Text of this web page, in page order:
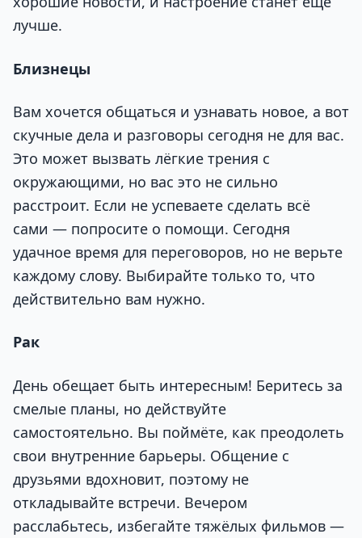
лучше.
Близнецы
Вам хочется общаться и узнавать новое, а вот
скучные дела и разговоры сегодня не для вас.
Это может вызвать лёгкие трения с
окружающими, но вас это не сильно
расстроит. Если не успеваете сделать всё
сами — попросите о помощи. Сегодня
удачное время для переговоров, но не верьте
каждому слову. Выбирайте только то, что
действительно вам нужно.
Рак
День обещает быть интересным! Беритесь за
смелые планы, но действуйте
самостоятельно. Вы поймёте, как преодолеть
свои внутренние барьеры. Общение с
друзьями вдохновит, поэтому не
откладывайте встречи. Вечером
расслабьтесь, избегайте тяжёлых фильмов —